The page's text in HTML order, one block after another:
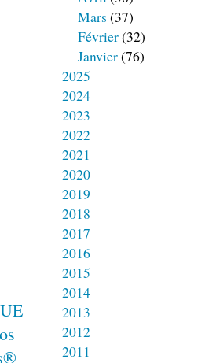
Mars (37)
Février(32)
Janvier(76)
2025
2024
2023
2022
2021
2020
2019
2018
2017
2016
2015
2014
2013
2012
2011